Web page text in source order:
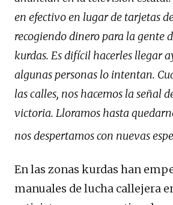
en efectivo en lugar de tarjetas
recogiendo dinero para la gente
kurdas. Es difícil hacerles llegar
algunas personas lo intentan.
las calles, nos hacemos la señal
victoria. Lloramos hasta
nos despertamos con nuevas
En las zonas kurdas han
manuales de lucha callejera